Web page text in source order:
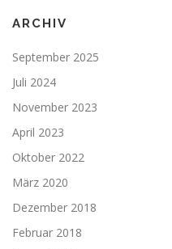
ARCHIV
September 2025
Juli 2024
November 2023
April 2023
Oktober 2022
März 2020
Dezember 2018
Februar 2018